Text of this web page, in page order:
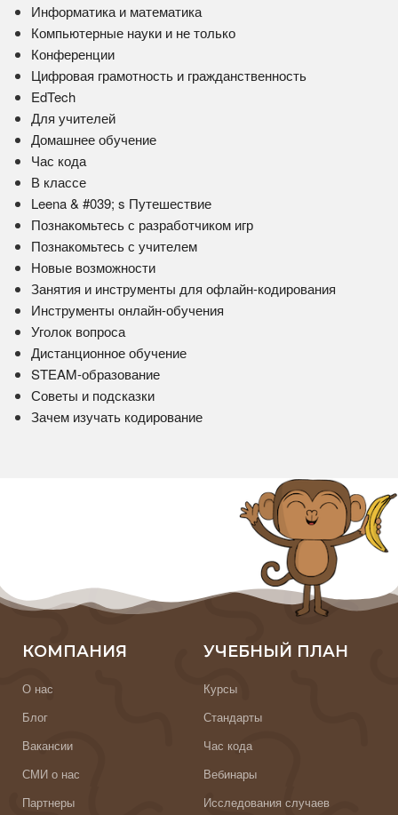
Информатика и математика
Компьютерные науки и не только
Конференции
Цифровая грамотность и гражданственность
EdTech
Для учителей
Домашнее обучение
Час кода
В классе
Leena & #039; s Путешествие
Познакомьтесь с разработчиком игр
Познакомьтесь с учителем
Новые возможности
Занятия и инструменты для офлайн-кодирования
Инструменты онлайн-обучения
Уголок вопроса
Дистанционное обучение
STEAM-образование
Советы и подсказки
Зачем изучать кодирование
КОМПАНИЯ
О нас
Блог
Вакансии
СМИ о нас
Партнеры
УЧЕБНЫЙ ПЛАН
Курсы
Стандарты
Час кода
Вебинары
Исследования случаев